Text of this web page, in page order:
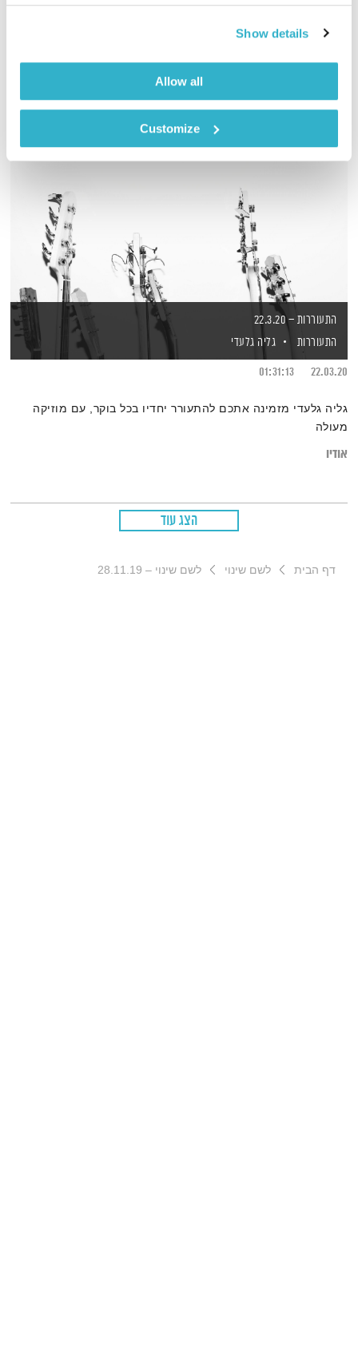
Show details
Allow all
Customize
אודיו
התעוררות – 22.3.20
התעוררות
גליה גלעדי
22.03.20
01:31:13
גליה גלעדי מזמינה אתכם להתעורר יחדיו בכל בוקר, עם מוזיקה
מעולה
אודיו
הצג עוד
דף הבית לשם שינוי לשם שינוי – 28.11.19